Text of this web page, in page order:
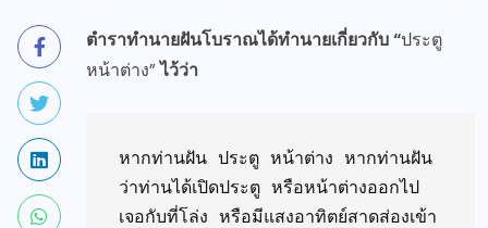
ตำราทำนายฝันโบราณได้ทำนายเกี่ยวกับ “ประตู
หน้าต่าง”ไว้ว่า
หากท่านฝัน ประตู หน้าต่าง หากท่านฝัน
ว่าท่านได้เปิดประตู หรือหน้าต่างออกไป
เจอกับที่โล่ง หรือมีแสงอาทิตย์สาดส่องเข้า